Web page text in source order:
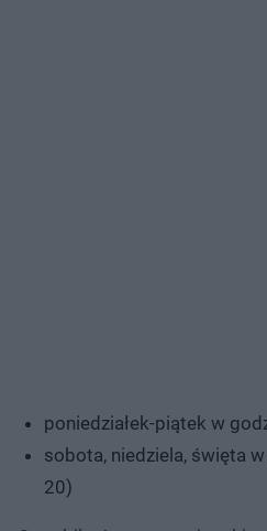
poniedziałek-piątek w
sobota, niedziela, święta
20)